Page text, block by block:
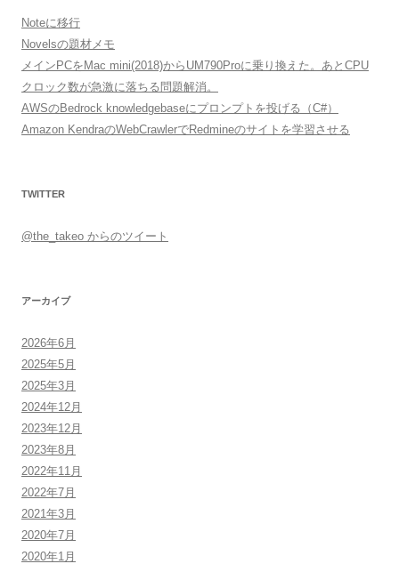
Noteに移行
Novelsの題材メモ
メインPCをMac mini(2018)からUM790Proに乗り換えた。あとCPU
クロック数が急激に落ちる問題解消。
AWSのBedrock knowledgebaseにプロンプトを投げる（C#）
Amazon KendraのWebCrawlerでRedmineのサイトを学習させる
TWITTER
@the_takeo からのツイート
アーカイブ
2026年6月
2025年5月
2025年3月
2024年12月
2023年12月
2023年8月
2022年11月
2022年7月
2021年3月
2020年7月
2020年1月